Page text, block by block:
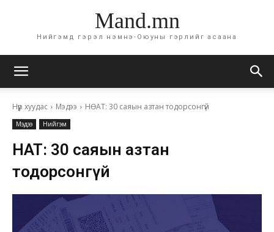
Mand.mn
Нийгэмд гэрэл нэмнэ-Оюуны гэрлийг асаана
Нүүр хуудас Мэдээ НӨАТ: 30 саяын азтан тодорсонгүй
Мэдээ Нийгэм
НӨАТ: 30 саяын азтан
тодорсонгүй